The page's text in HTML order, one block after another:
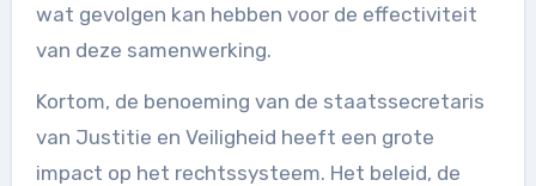
wat gevolgen kan hebben voor de effectiviteit
van deze samenwerking.
Kortom, de benoeming van de staatssecretaris
van Justitie en Veiligheid heeft een grote
impact op het rechtssysteem. Het beleid, de